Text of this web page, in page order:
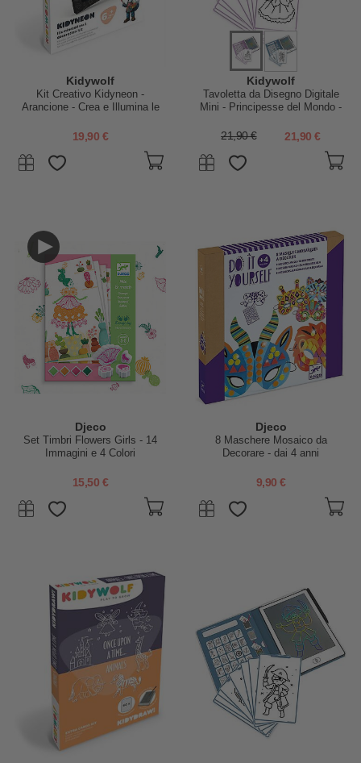
Kidywolf
Kit Creativo Kidyneon -
Arancione - Crea e Illumina le
19,90 €
Kidywolf
Tavoletta da Disegno Digitale
Mini - Principesse del Mondo -
21,90 € 21,90 €
Djeco
Set Timbri Flowers Girls - 14
Immagini e 4 Colori
15,50 €
Djeco
8 Maschere Mosaico da
Decorare - dai 4 anni
9,90 €